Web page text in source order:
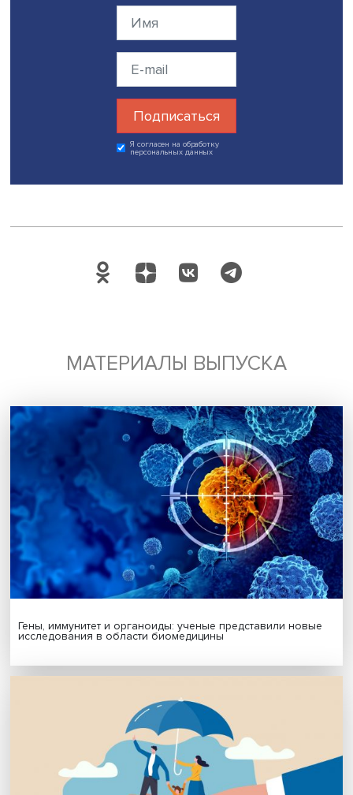
эпидемиологического надзора.
XII Международная научная конференция «Форсайт и
техническая и инновационная политика» проводится в
деятельности координируемого НИУ ВШЭ Научного
мирового уровня «Центр междисциплинарных
человеческого потенциала» икафедры ЮНЕСКО по
исследованиям будущегоНИУ ВШЭ.
Дата публикации: 28.11.2022
форсайт страны БРИКС
Поделиться
Будь всегда в курсе !
Подпишись на наши новости:
Подписаться
Я согласен на обработку
персональных данных